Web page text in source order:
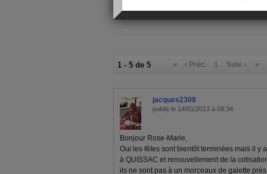
1 - 5 de 5 « ‹ Préc. 1 Suiv. › »
jacques2308
publié le 14/01/2013 à 09:34
Bonjour Rose-Marie,
Oui les fêtes sont bientôt terminées mais il y
à QUISSAC et renouvellement de la
ils ne sont pas à un morceaux de galette